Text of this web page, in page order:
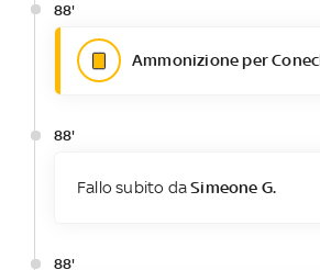
88'
Ammonizione per
88'
Fallo subito daSimeone G.
88'